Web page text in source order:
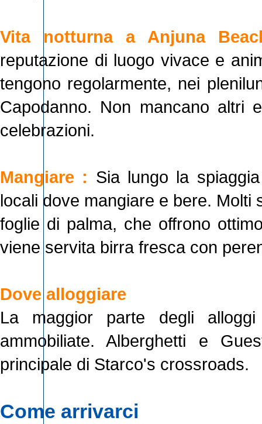
Vita notturna a Anjuna
reputazione di luogo vivace e
tengono regolarmente, nei
Capodanno. Non mancano altri
celebrazioni.
Mangiare : Sia lungo la
locali dove mangiare e bere. Molti
foglie di palma, che offrono
viene servita birra fresca con
Dove alloggiare
La maggior parte degli
ammobiliate. Alberghetti e
principale di Starco's crossroads.
Come arrivarci